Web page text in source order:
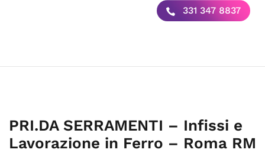
331 347 8837
PRI.DA SERRAMENTI – Infissi e
Lavorazione in Ferro – Roma RM